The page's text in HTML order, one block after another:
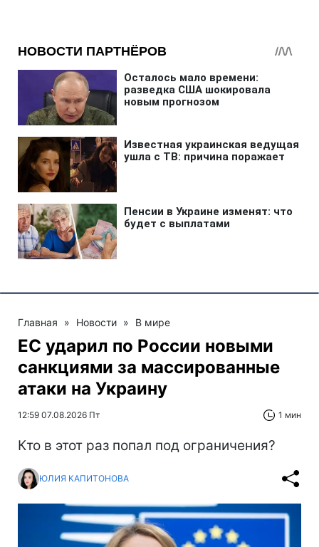
Главная » Новости » В мире
ЕС ударил по России новыми
санкциями за массированные
атаки на Украину
12:59 07.08.2026 Пт 1 мин
Кто в этот раз попал под ограничения?
ЮЛИЯ КАПИТОНОВА